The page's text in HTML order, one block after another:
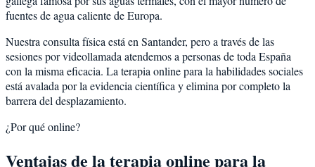
fuentes de agua caliente de Europa.
Nuestra consulta física está en Santander, pero a través de las
sesiones por videollamada atendemos a personas de toda España
con la misma eficacia. La terapia online para lahabilidades sociales
está avalada por la evidencia científica y elimina por completo la
barrera del desplazamiento.
¿Por qué online?
Ventajas de la terapia online para la